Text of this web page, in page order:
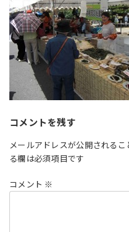
:
コメントを残す
メールアドレスが公開されるこ
る欄は必須項目です
コメント ※